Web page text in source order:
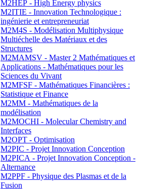
M2HEP - High Energy physics
M2ITIE - Innovation Technologique :
ingénierie et entrepreneuriat
M2M4S - Modélisation Multiphysique
Multiéchelle des Matériaux et des
Structures
M2MAMSV - Master 2 Mathématiques et
Applications - Mathématiques pour les
Sciences du Vivant
M2MFSF - Mathématiques Financières :
Statistique et Finance
M2MM - Mathématiques de la
modélisation
M2MOCHI - Molecular Chemistry and
Interfaces
M2OPT - Optimisation
M2PIC - Projet Innovation Conception
M2PICA - Projet Innovation Conception -
Alternance
M2PPF - Physique des Plasmas et de la
Fusion